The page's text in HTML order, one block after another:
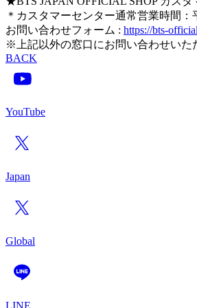
＊カスタマーセンター通常営業時間
お問い合わせフォーム : https://bts-
※上記以外の窓口にお問い合わせいた
BACK
YouTube
Japan
Global
LINE